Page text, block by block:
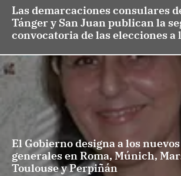
Las demarcaciones consulares
Tánger y San Juan publican la
convocatoria de las elecciones a
El Gobierno designa a los
generales en Roma, Múnich,
Toulouse y Perpiñán